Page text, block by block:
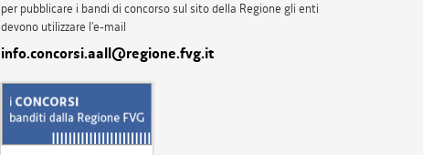
per pubblicare i bandi di concorso sul sito della Regione gli enti
devono utilizzare l'e-mail
info.concorsi.aall@regione.fvg.it